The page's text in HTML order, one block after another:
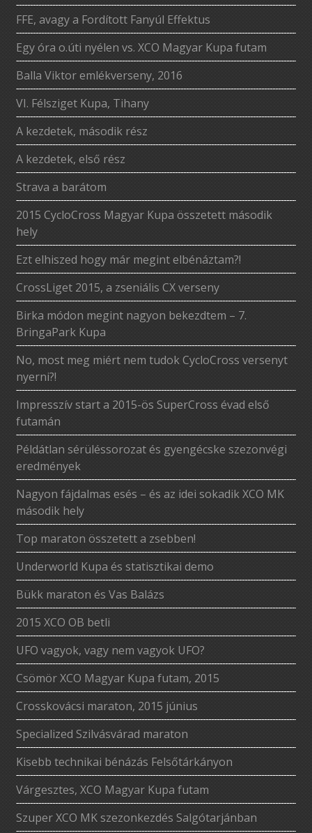
FFE, avagy a Fordított Fanyúl Effektus
Egy óra o.úti nyélen vs. XCO Magyar Kupa futam
Balla Viktor emlékverseny, 2016
VI. Félsziget Kupa, Tihany
A kezdetek, második rész
A kezdetek, első rész
Strava a barátom
2015 CycloCross Magyar Kupa összetett második
hely
Ezt elhiszed hogy már megint elbénáztam?!
CrossLiget 2015, a zseniális CX verseny
Birka módon megint nagyon bekezdtem – 7.
BringaPark Kupa
No, most meg miért nem tudok CycloCross versenyt
nyerni?!
Impresszív start a 2015-ös SuperCross évad első
futamán
Példátlan sérüléssorozat és gyengécske szezonvégi
eredmények
Nagyon fájdalmas esés – és az idei sokadik XCO MK
második hely
Top maraton összetett a zsebben!
Underworld Kupa és statisztikai demo
Bükk maraton és Vas Balázs
2015 XCO OB betli
UFO vagyok, vagy nem vagyok UFO?
Csömör XCO Magyar Kupa futam, 2015
Crosskovácsi maraton, 2015 június
Specialized Szilvásvárad maraton
Kisebb technikai bénázás Felsőtárkányon
Várgesztes, XCO Magyar Kupa futam
Szuper XCO MK szezonkezdés Salgótarjánban